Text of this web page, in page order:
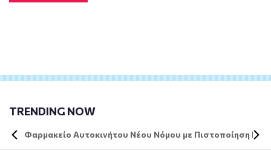
TRENDING NOW
Φαρμακείο Αυτοκινήτου Νέου Νόμου με Πιστοποίηση DIN